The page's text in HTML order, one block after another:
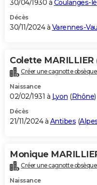
30/04/1930 à Coulanges-
Décès
30/11/2024 à Varennes-
Colette MARILLIER
Créer une cagnotte
Naissance
02/02/1931 à Lyon (Rhône)
Décès
21/11/2024 à Antibes (
Monique
Créer une cagnotte
Naissance